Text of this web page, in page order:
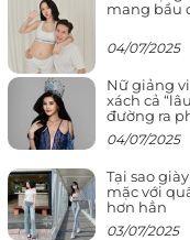
mang bầu
04/07/2025
Nữ giảng
xách cả
đường ra
04/07/2025
Tại sao
mặc với
hơn hẳn
03/07/2025